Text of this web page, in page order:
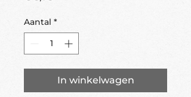
Aantal *
In winkelwagen